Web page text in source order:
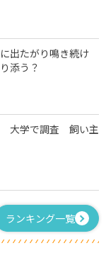
出たがり鳴き続け
添う？
大学で調査 飼い主
ランキング一覧